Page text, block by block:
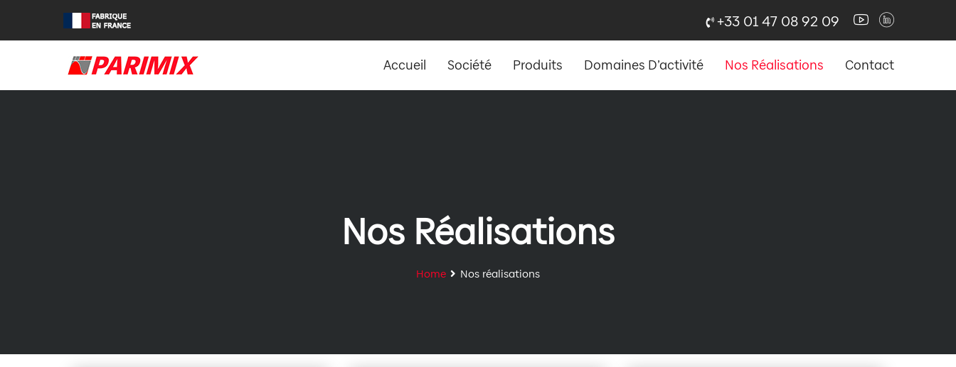
+33 01 47 08 92 09
Accueil Société Produits Domaines D’activité Nos Réalisations Contact
Nos Réalisations
Home Nos réalisations